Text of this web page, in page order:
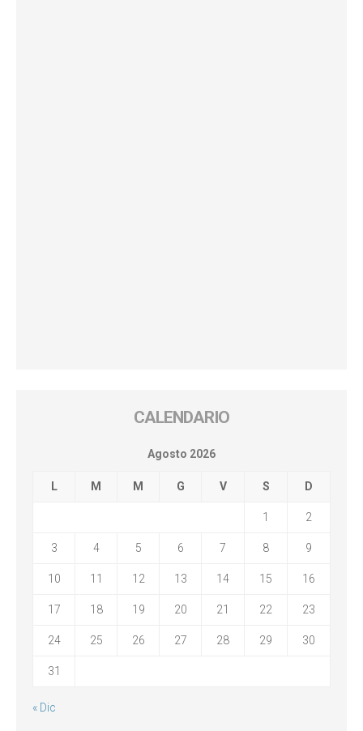
CALENDARIO
Agosto 2026
L M M G V S D
1 2
3 4 5 6 7 8 9
10 11 12 13 14 15 16
17 18 19 20 21 22 23
24 25 26 27 28 29 30
31
« Dic